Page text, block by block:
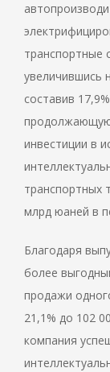
транспортные
увеличившись
составив
инвестиции в
транспортных
млрд юаней в
Благодаря
более
продажи
21,1% до 102
компания